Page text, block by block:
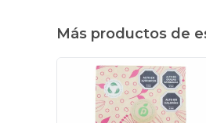
Más productos de